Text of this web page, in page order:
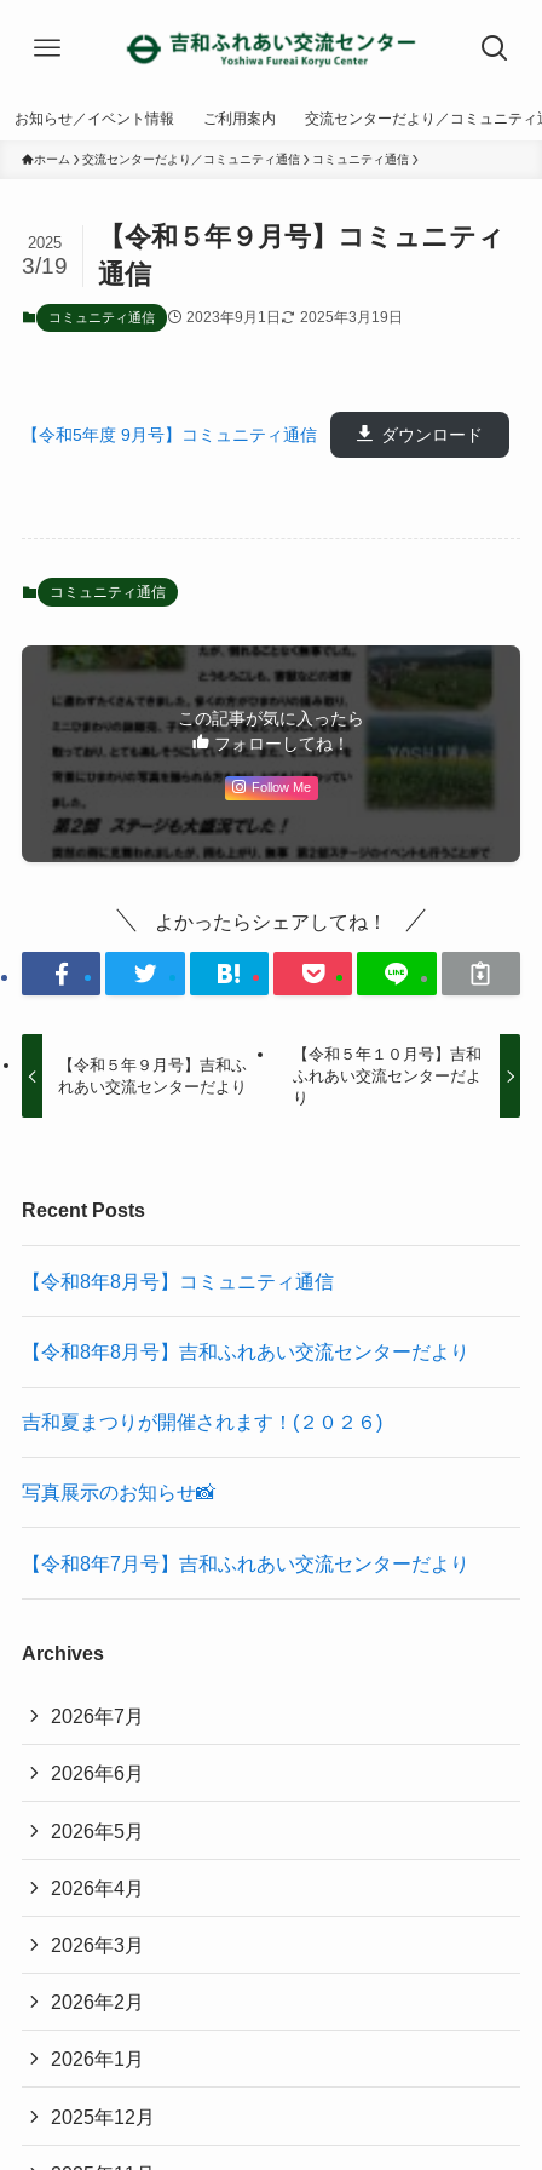
お知らせ／イベント情報 ご利用案内 交流センターだより／コミュニティ
ホーム 交流センターだより／コミュニティ通信 コミュニティ通信
【令和５年９月号】コミュニティ
通信
2025
3/19
コミュニティ通信 2023年9月1日 2025年3月19日
【令和5年度 9月号】コミュニティ通信 ダウンロード
コミュニティ通信
この記事が気に入ったら
フォローしてね！
Follow Me
よかったらシェアしてね！
【令和５年９月号】吉和ふ
れあい交流センターだより
【令和５年１０月号】吉和
ふれあい交流センターだよ
り
Recent Posts
【令和8年8月号】コミュニティ通信
【令和8年8月号】吉和ふれあい交流センターだより
吉和夏まつりが開催されます！(２０２６)
写真展示のお知らせ📸
【令和8年7月号】吉和ふれあい交流センターだより
Archives
2026年7月
2026年6月
2026年5月
2026年4月
2026年3月
2026年2月
2026年1月
2025年12月